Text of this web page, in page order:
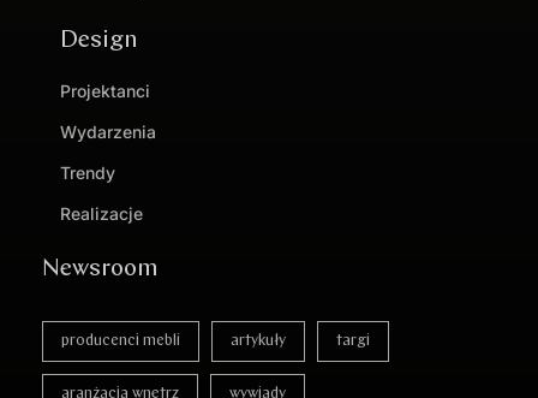
Design
Projektanci
Wydarzenia
Trendy
Realizacje
Newsroom
producenci mebli artykuły targi
aranżacja wnętrz wywiady